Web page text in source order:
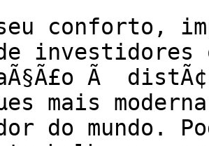
conforto,
investidores
Ã
mais
do mundo.